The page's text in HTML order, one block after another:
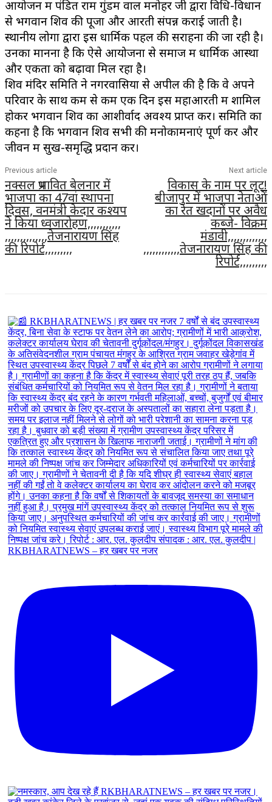
आयोजन में पंडित राम गुंडम वाल मनोहर जी द्वारा विधि-विधान
से भगवान शिव की पूजा और आरती संपन्न कराई जाती है।
स्थानीय लोगों द्वारा इस धार्मिक पहल की सराहना की जा रही है।
उनका मानना है कि ऐसे आयोजनों से समाज में धार्मिक आस्था
और एकता को बढ़ावा मिल रहा है।
शिव मंदिर समिति ने नगरवासियों से अपील की है कि वे अपने
परिवार के साथ कम से कम एक दिन इस महाआरती में शामिल
होकर भगवान शिव का आशीर्वाद अवश्य प्राप्त करें। समिति का
कहना है कि भगवान शिव सभी की मनोकामनाएं पूर्ण करें और
जीवन में सुख-समृद्धि प्रदान करें।
Previous article
नक्सल प्रभावित बेलनार में
भाजपा का 47वां स्थापना
दिवस, वनमंत्री केदार कश्यप
ने किया ध्वजारोहण,,,,,,,,,,,
,,,,,,,,,,,,,,तेजनारायण सिंह
की रिपोर्ट,,,,,,,,,
Next article
विकास के नाम पर लूट!
बीजापुर में भाजपा नेताओं
का रेत खदानों पर अवैध
कब्जे- विक्रम
मंडावी,,,,,,,,,,,,,
,,,,,,,,,,,,तेजनारायण सिंह की
रिपोर्ट,,,,,,,,,